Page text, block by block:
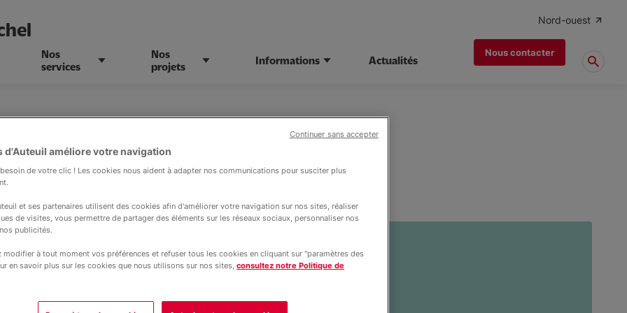
Nos
services
Nos
projets
Informations Actualités
Nord-ouest
Nous contacter
Saint-Michel
pratiques |
PORTES
d'Auteuil améliore votre navigation
de votre clic ! Les cookies nous aident à adapter nos communications pour susciter plus
et ses partenaires utilisent des cookies afin d'améliorer votre navigation sur nos sites, réaliser
de visites, vous permettre de partager des éléments sur les réseaux sociaux, personnaliser nos
publicités.
modifier à tout moment vos préférences et refuser tous les cookies en cliquant sur "paramètres des
en savoir plus sur les cookies que nous utilisons sur nos sites, consultez notre Politique de
Continuer sans accepter